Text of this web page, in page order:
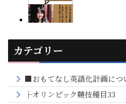
カテゴリー
■おもてなし英語化計画につ
├オリンピック競技種目33